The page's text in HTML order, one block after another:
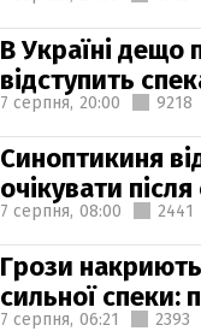
В Україні дещо
відступить
7 серпня, 20:00 9218
Синоптикиня
очікувати
7 серпня, 08:00 2441
Грози
сильної спеки:
7 серпня, 06:21 2393